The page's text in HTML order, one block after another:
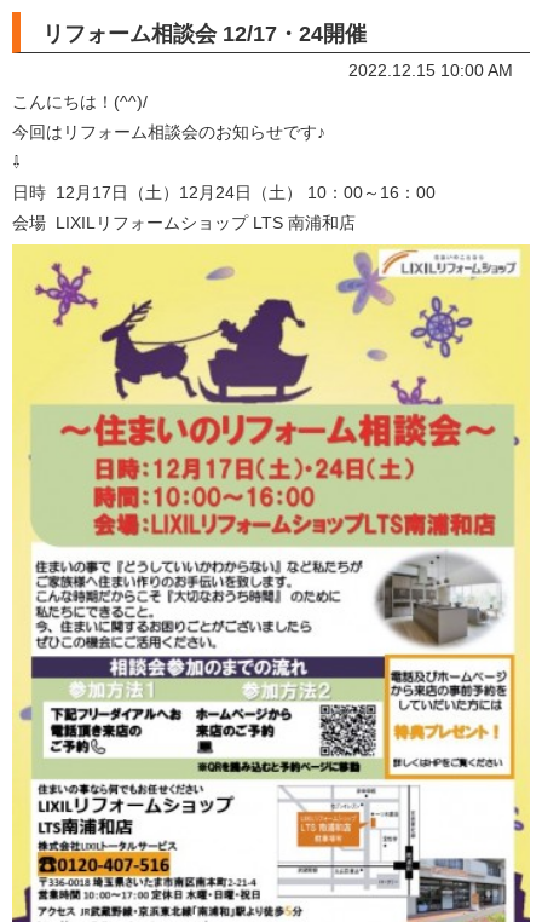
リフォーム相談会 12/17・24開催
2022.12.15 10:00 AM
こんにちは！(^^)/
今回はリフォーム相談会のお知らせです♪
⇩
日時 12月17日（土）12月24日（土） 10：00～16：00
会場 LIXILリフォームショップ LTS 南浦和店